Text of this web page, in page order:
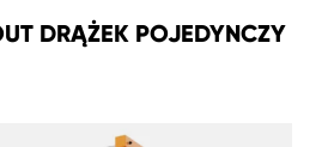
DRĄŻEK POJEDYNCZY